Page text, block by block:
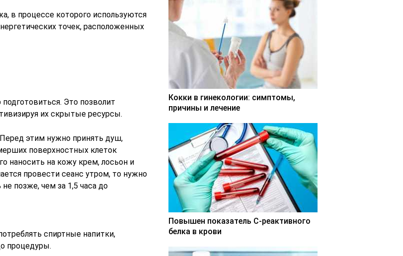
в процессе которого используются
точек, расположенных
Это позволит
их скрытые ресурсы.
этим нужно принять душ,
поверхностных клеток
наносить на кожу крем, лосьон и
провести сеанс утром, то нужно
позже, чем за 1,5 часа до
спиртные напитки,
процедуры.
Кокки в гинекологии: симптомы,
причины и лечение
Повышен показатель С-реактивного
белка в крови